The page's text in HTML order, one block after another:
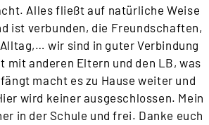
Alles fließt auf natürliche Weise
ist verbunden, die Freundschaften,
wir sind in guter Verbindung
mit anderen Eltern und den LB, was
macht es zu Hause weiter und
wird keiner ausgeschlossen. Mein
in der Schule und frei. Danke euch